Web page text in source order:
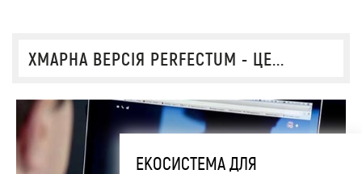
ХМАРНА ВЕРСІЯ PERFECTUM - ЦЕ...
ЕКОСИСТЕМА ДЛЯ